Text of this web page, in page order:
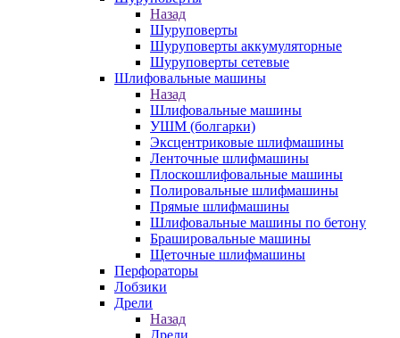
Назад
Шуруповерты
Шуруповерты аккумуляторные
Шуруповерты сетевые
Шлифовальные машины
Назад
Шлифовальные машины
УШМ (болгарки)
Эксцентриковые шлифмашины
Ленточные шлифмашины
Плоскошлифовальные машины
Полировальные шлифмашины
Прямые шлифмашины
Шлифовальные машины по бетону
Брашировальные машины
Щеточные шлифмашины
Перфораторы
Лобзики
Дрели
Назад
Дрели